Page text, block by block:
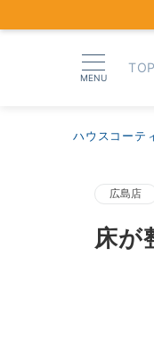
MENU
TOP
ハウスコーテ
広島店
床が